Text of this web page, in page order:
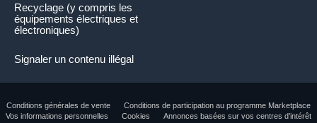
Recyclage (y compris les
équipements électriques et
électroniques)
Signaler un contenu illégal
Conditions générales de vente
Conditions de participation au programme Marketplace
Vos informations personnelles
Cookies Annonces basées sur vos centres d’intérêt